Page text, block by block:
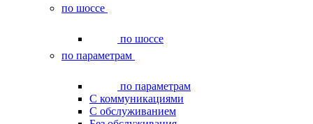
по шоссе
по шоссе
по параметрам
по параметрам
С коммуникациями
С обслуживанием